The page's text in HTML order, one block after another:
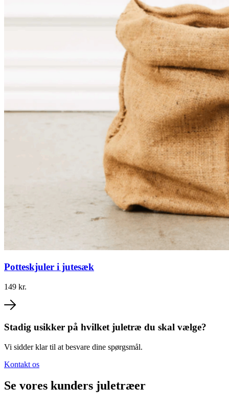
Potteskjuler i jutesæk
149 kr.
Stadig usikker på hvilket juletræ du skal vælge?
Vi sidder klar til at besvare dine spørgsmål.
Kontakt os
Se vores kunders juletræer